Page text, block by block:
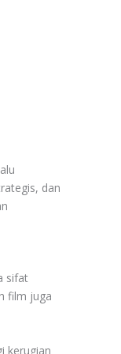
dan
sifat
film juga
kerugian